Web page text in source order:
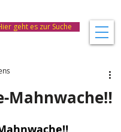
geht es zur Suche
Mahnwache‼️